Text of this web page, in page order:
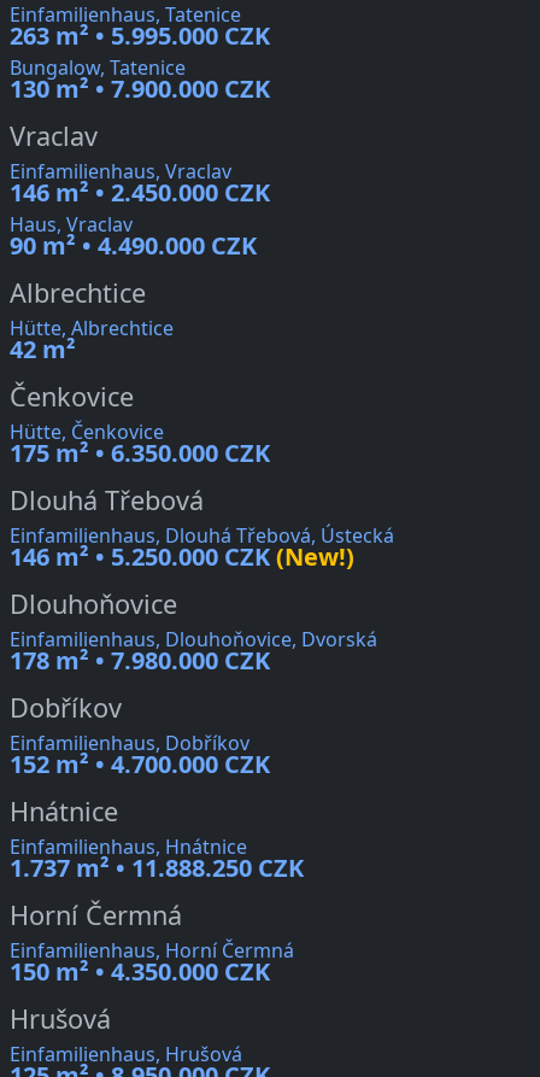
Einfamilienhaus, Tatenice
263 m² • 5.995.000 CZK
Bungalow, Tatenice
130 m² • 7.900.000 CZK
Vraclav
Einfamilienhaus, Vraclav
146 m² • 2.450.000 CZK
Haus, Vraclav
90 m² • 4.490.000 CZK
Albrechtice
Hütte, Albrechtice
42 m²
Čenkovice
Hütte, Čenkovice
175 m² • 6.350.000 CZK
Dlouhá Třebová
Einfamilienhaus, Dlouhá Třebová, Ústecká
146 m² • 5.250.000 CZK(New!)
Dlouhoňovice
Einfamilienhaus, Dlouhoňovice, Dvorská
178 m² • 7.980.000 CZK
Dobříkov
Einfamilienhaus, Dobříkov
152 m² • 4.700.000 CZK
Hnátnice
Einfamilienhaus, Hnátnice
1.737 m² • 11.888.250 CZK
Horní Čermná
Einfamilienhaus, Horní Čermná
150 m² • 4.350.000 CZK
Hrušová
Einfamilienhaus, Hrušová